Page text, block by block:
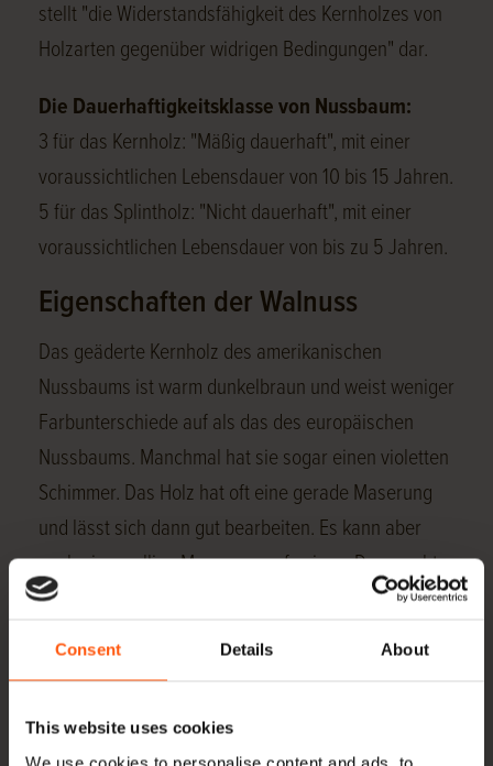
Consent Details About
This website uses cookies
We use cookies to personalise content and ads, to
stellt "die Widerstandsfähigkeit des Kernholzes von
Holzarten gegenüber widrigen Bedingungen" dar.
Die Dauerhaftigkeitsklasse von Nussbaum:
3 für das Kernholz: "Mäßig dauerhaft", mit einer
voraussichtlichen Lebensdauer von 10 bis 15 Jahren.
5 für das Splintholz: "Nicht dauerhaft", mit einer
voraussichtlichen Lebensdauer von bis zu 5 Jahren.
Eigenschaften der Walnuss
Das geäderte Kernholz des amerikanischen
Nussbaums ist warm dunkelbraun und weist weniger
Farbunterschiede auf als das des europäischen
Nussbaums. Manchmal hat sie sogar einen violetten
Schimmer. Das Holz hat oft eine gerade Maserung
und lässt sich dann gut bearbeiten. Es kann aber
auch eine wellige Maserung aufweisen. Das macht
die Arbeit zwar etwas schwieriger, aber es entsteht
für eine luxuriöse Ausführung.